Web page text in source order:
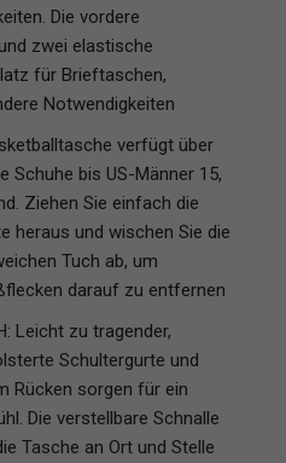
Die vordere
zwei elastische
für Brieftaschen,
Notwendigkeiten
verfügt über
Schuhe bis US-Männer 15,
Ziehen Sie einfach die
heraus und wischen Sie die
Tuch ab, um
darauf zu entfernen
Leicht zu tragender,
Schultergurte und
Rücken sorgen für ein
Die verstellbare Schnalle
Tasche an Ort und Stelle